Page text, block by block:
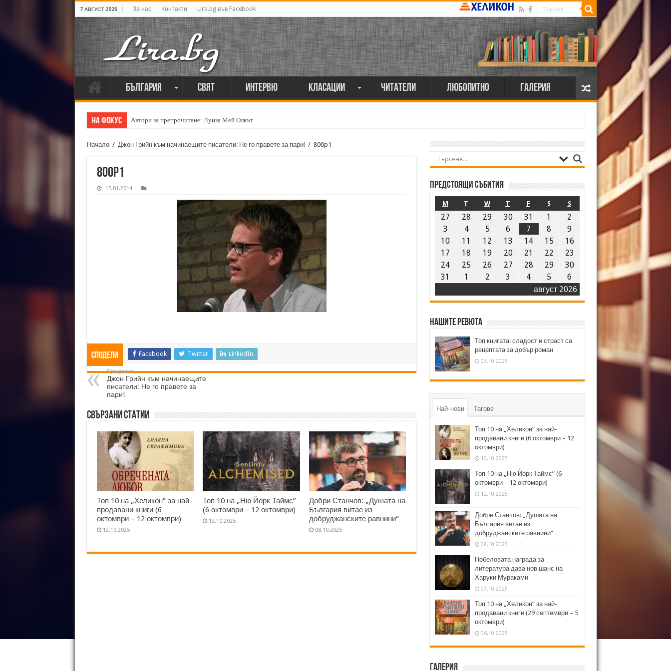
7 АВГУСТ 2026 За нас Контакти Lira.bg във Facebook
България Свят Интервю Класации Читатели Любопитно Галерия
На фокус Автори за препрочитане: Луиза Мей Олкът
Начало / Джон Грийн към начинаещите писатели: Не го правете за пари! / 800p1
800p1
15.01.2014
Сподели Facebook Twitter LinkedIn
Предишна
Джон Грийн към начинаещите
писатели: Не го правете за
пари!
Свързани статии
Топ 10 на „Хеликон” за най-
продавани книги (6
октомври – 12 октомври)
12.10.2025
Топ 10 на „Ню Йорк Таймс”
(6 октомври – 12 октомври)
12.10.2025
Добри Станчов: „Душата на
България витае из
добруджанските равнини“
08.10.2025
Предстоящи събития
август 2026
M T W T F S S
27 28 29 30 31 1
2
3
4 5 6 7 8
9
10
11 12 13 14 15
16
17
18 19 20 21 22
23
24
25 26 27 28 29
30
31
1 2 3 4 5 6
Нашите ревюта
Топ книгата: сладост и страст са
рецептата за добър роман
03.10.2025
Най-нови Тагове
Топ 10 на „Хеликон” за най-
продавани книги (6 октомври – 12
октомври)
12.10.2025
Топ 10 на „Ню Йорк Таймс” (6
октомври – 12 октомври)
12.10.2025
Добри Станчов: „Душата на
България витае из
добруджанските равнини“
08.10.2025
Нобеловата награда за
литература дава нов шанс на
Харуки Мураками
07.10.2025
Топ 10 на „Хеликон” за най-
продавани книги (29 септември – 5
октомври)
06.10.2025
Галерия